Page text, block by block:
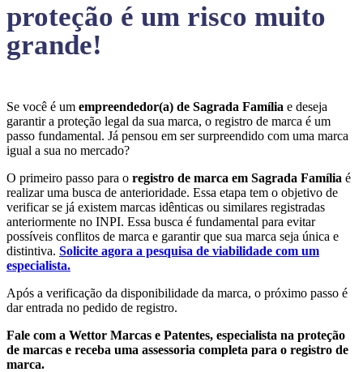
proteção é um risco muito
grande!
Se você é um empreendedor(a) de Sagrada Família e deseja
garantir a proteção legal da sua marca, o registro de marca é um
passo fundamental. Já pensou em ser surpreendido com uma marca
igual a sua no mercado?
O primeiro passo para o registro de marca em Sagrada Família é
realizar uma busca de anterioridade. Essa etapa tem o objetivo de
verificar se já existem marcas idênticas ou similares registradas
anteriormente no INPI. Essa busca é fundamental para evitar
possíveis conflitos de marca e garantir que sua marca seja única e
distintiva. Solicite agora a pesquisa de viabilidade com um
especialista.
Após a verificação da disponibilidade da marca, o próximo passo é
dar entrada no pedido de registro.
Fale com a Wettor Marcas e Patentes, especialista na proteção
de marcas e receba uma assessoria completa para o registro de
marca.